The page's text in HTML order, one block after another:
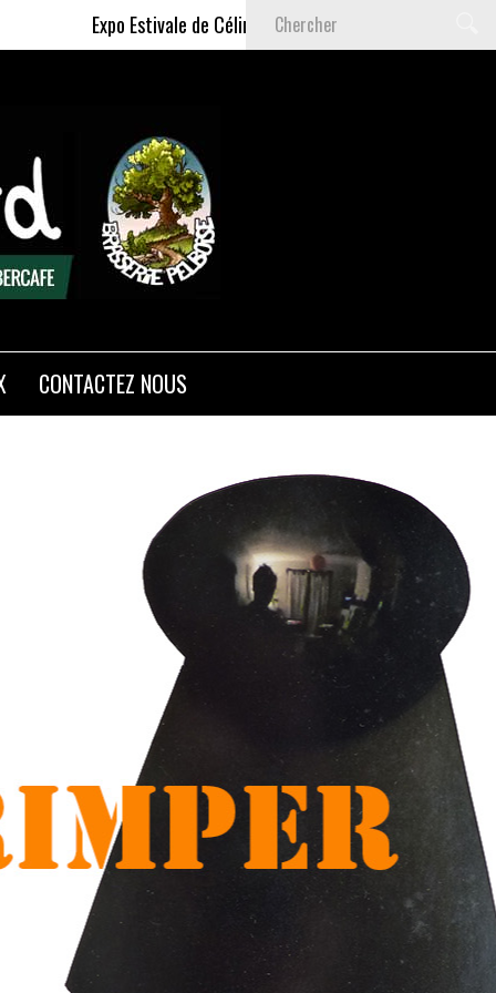
Expo Estivale de Céline DELAS - Du 9 Juillet au 6 Septembre
CONTACTEZ NOUS